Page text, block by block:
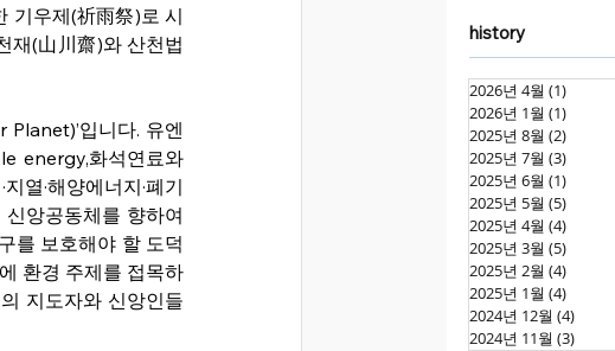
기우제(祈雨祭)로 시
재(山川齋)와 산천법
입니다. 유엔
energy,화석연료와
열·해양에너지·폐기
앙공동체를 향하여
를 보호해야 할 도덕
환경 주제를 접목하
지도자와 신앙인들
history
2026년 4월 (1)
2026년 1월 (1)
2025년 8월 (2)
2025년 7월 (3)
2025년 6월 (1)
2025년 5월 (5)
2025년 4월 (4)
2025년 3월 (5)
2025년 2월 (4)
2025년 1월 (4)
2024년 12월 (4)
2024년 11월 (3)